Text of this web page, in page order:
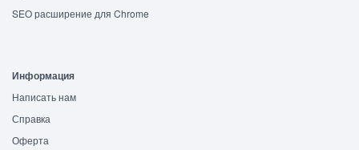
SEO расширение для Chrome
Информация
Написать нам
Справка
Оферта